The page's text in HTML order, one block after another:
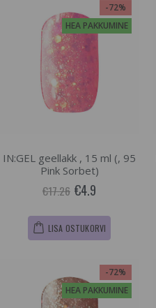
-72%
HEA PAKKUMINE
IN:GEL geellakk , 15 ml (, 95
Pink Sorbet)
€17.26 €4.9
LISA OSTUKORVI
-72%
HEA PAKKUMINE